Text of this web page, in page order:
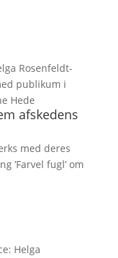
Rosenfeldt-
publikum i
Hede
afskedens
med deres
’Farvel fugl’ om
Helga